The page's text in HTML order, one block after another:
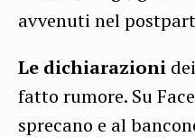
avvenuti nel
Le dichiarazioni
fatto rumore. Su
sprecano e al